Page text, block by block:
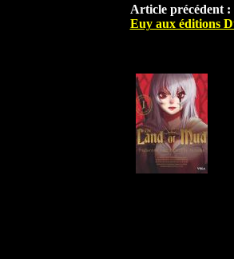
Article précédent :
Euy aux éditions